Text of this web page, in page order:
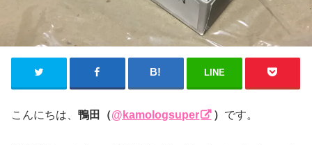
LINE
こんにちは、鴨田（@kamologsuper ） です。